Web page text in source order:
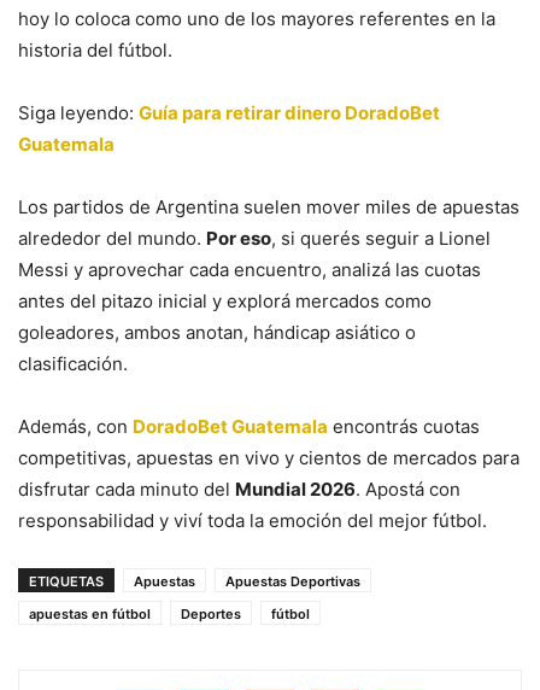
hoy lo coloca como uno de los mayores referentes en la
historia del fútbol.
Siga leyendo: Guía para retirar dinero DoradoBet
Guatemala
Los partidos de Argentina suelen mover miles de apuestas
alrededor del mundo. Por eso, si querés seguir a Lionel
Messi y aprovechar cada encuentro, analizá las cuotas
antes del pitazo inicial y explorá mercados como
goleadores, ambos anotan, hándicap asiático o
clasificación.
Además, con DoradoBet Guatemala encontrás cuotas
competitivas, apuestas en vivo y cientos de mercados para
disfrutar cada minuto del Mundial 2026. Apostá con
responsabilidad y viví toda la emoción del mejor fútbol.
ETIQUETAS Apuestas
Apuestas Deportivas
apuestas en fútbol
Deportes fútbol